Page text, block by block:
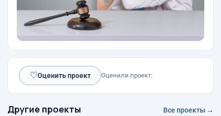
♡Оценить проект Оценили проект:
Другие проекты Все проекты →